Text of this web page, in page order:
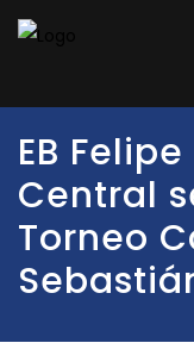
EB
Central
Torneo